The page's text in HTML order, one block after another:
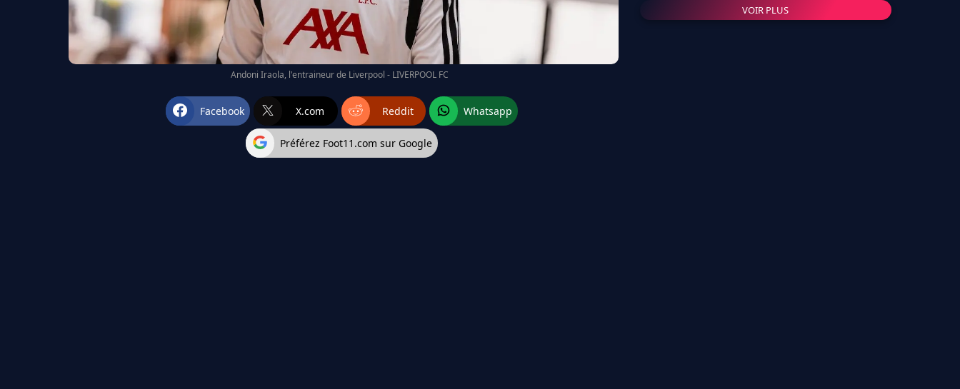
Andoni Iraola, l'entraineur de Liverpool - LIVERPOOL FC
Facebook X.com Reddit Whatsapp
Préférez Foot11.com sur Google
VOIR PLUS